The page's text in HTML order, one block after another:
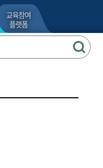
교육참여
플랫폼